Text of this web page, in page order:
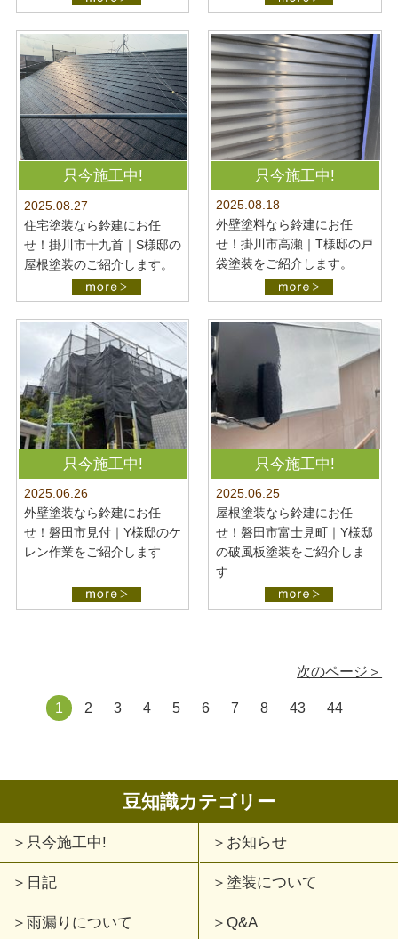
只今施工中!
2025.08.27
住宅塗装なら鈴建にお任
せ！掛川市十九首｜S様邸の
屋根塗装のご紹介します。
只今施工中!
2025.08.18
外壁塗料なら鈴建にお任
せ！掛川市高瀬｜T様邸の戸
袋塗装をご紹介します。
只今施工中!
2025.06.26
外壁塗装なら鈴建にお任
せ！磐田市見付｜Y様邸のケ
レン作業をご紹介します
只今施工中!
2025.06.25
屋根塗装なら鈴建にお任
せ！磐田市富士見町｜Y様邸
の破風板塗装をご紹介しま
す
1 2 3 4 5 6 7 8 43 44
次のページ＞
豆知識カテゴリー
只今施工中! お知らせ
日記 塗装について
雨漏りについて Q&A